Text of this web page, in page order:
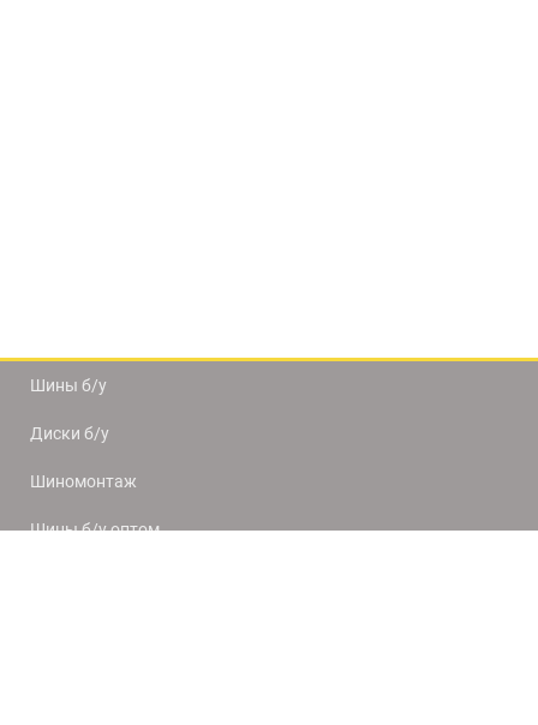
Шины б/у
Диски б/у
Шиномонтаж
Шины б/у оптом